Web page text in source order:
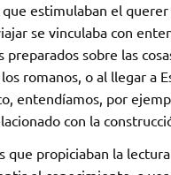
estimulaban el
se vinculaba con
sobre las
romanos, o al llegar a
entendíamos, por
con la
que propiciaban la